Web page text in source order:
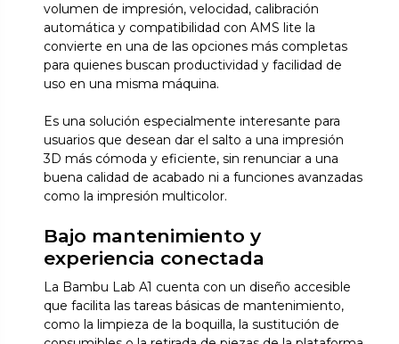
volumen de impresión, velocidad, calibración
automática y compatibilidad con AMS lite la
convierte en una de las opciones más completas
para quienes buscan productividad y facilidad de
uso en una misma máquina.
Es una solución especialmente interesante para
usuarios que desean dar el salto a una impresión
3D más cómoda y eficiente, sin renunciar a una
buena calidad de acabado ni a funciones avanzadas
como la impresión multicolor.
Bajo mantenimiento y
experiencia conectada
La Bambu Lab A1 cuenta con un diseño accesible
que facilita las tareas básicas de mantenimiento,
como la limpieza de la boquilla, la sustitución de